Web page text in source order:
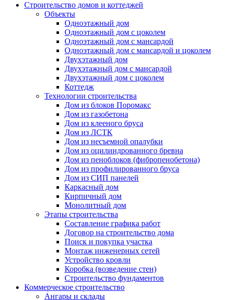
Cтроительство домов и коттеджей
Объекты
Одноэтажный дом
Одноэтажный дом с цоколем
Одноэтажный дом с мансардой
Одноэтажный дом с мансардой и цоколем
Двухэтажный дом
Двухэтажный дом с мансардой
Двухэтажный дом с цоколем
Коттедж
Технологии строительства
Дом из блоков Поромакс
Дом из газобетона
Дом из клееного бруса
Дом из ЛСТК
Дом из несъемной опалубки
Дом из оцилиндрованного бревна
Дом из пеноблоков (фибропенобетона)
Дом из профилированного бруса
Дом из СИП панелей
Каркасный дом
Кирпичный дом
Монолитный дом
Этапы строительства
Составление графика работ
Договор на строительство дома
Поиск и покупка участка
Монтаж инженерных сетей
Устройство кровли
Коробка (возведение стен)
Строительство фундаментов
Коммерческое строительство
Ангары и склады